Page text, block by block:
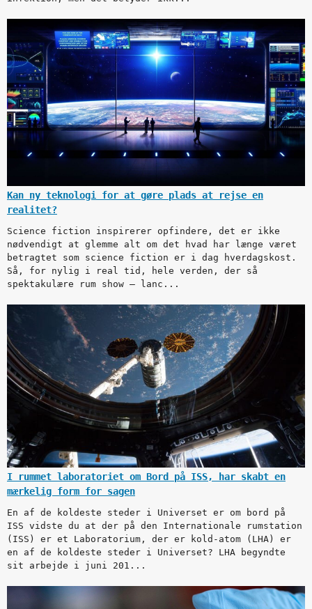
Kan ny teknologi for at gøre plads at rejse en
realitet?
Science fiction inspirerer opfindere, det er ikke
nødvendigt at glemme alt om det hvad har længe været
betragtet som science fiction er i dag hverdagskost.
Så, for nylig i real tid, hele verden, der så
spektakulære rum show – lanc...
I rummet laboratoriet om Bord på ISS, har skabt en
mærkelig form for sagen
En af de koldeste steder i Universet er om bord på
ISS vidste du at der på den Internationale rumstation
(ISS) er et Laboratorium, der er kold-atom (LHA) er
en af de koldeste steder i Universet? LHA begyndte
sit arbejde i juni 201...